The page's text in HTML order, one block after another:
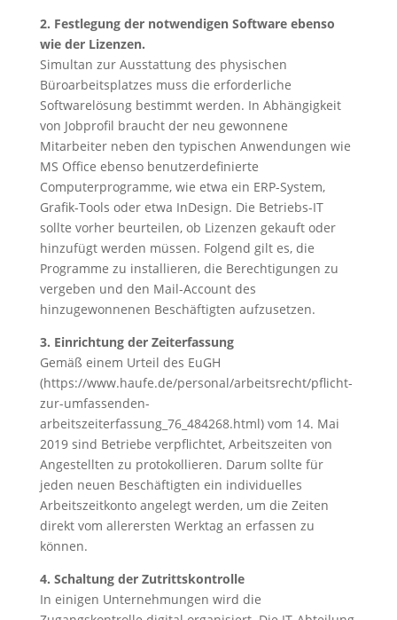
2. Festlegung der notwendigen Software ebenso
wie der Lizenzen.
Simultan zur Ausstattung des physischen
Büroarbeitsplatzes muss die erforderliche
Softwarelösung bestimmt werden. In Abhängigkeit
von Jobprofil braucht der neu gewonnene
Mitarbeiter neben den typischen Anwendungen wie
MS Office ebenso benutzerdefinierte
Computerprogramme, wie etwa ein ERP-System,
Grafik-Tools oder etwa InDesign. Die Betriebs-IT
sollte vorher beurteilen, ob Lizenzen gekauft oder
hinzufügt werden müssen. Folgend gilt es, die
Programme zu installieren, die Berechtigungen zu
vergeben und den Mail-Account des
hinzugewonnenen Beschäftigten aufzusetzen.
3. Einrichtung der Zeiterfassung
Gemäß einem Urteil des EuGH
(https://www.haufe.de/personal/arbeitsrecht/pflicht-
zur-umfassenden-
arbeitszeiterfassung_76_484268.html) vom 14. Mai
2019 sind Betriebe verpflichtet, Arbeitszeiten von
Angestellten zu protokollieren. Darum sollte für
jeden neuen Beschäftigten ein individuelles
Arbeitszeitkonto angelegt werden, um die Zeiten
direkt vom allerersten Werktag an erfassen zu
können.
4. Schaltung der Zutrittskontrolle
In einigen Unternehmungen wird die